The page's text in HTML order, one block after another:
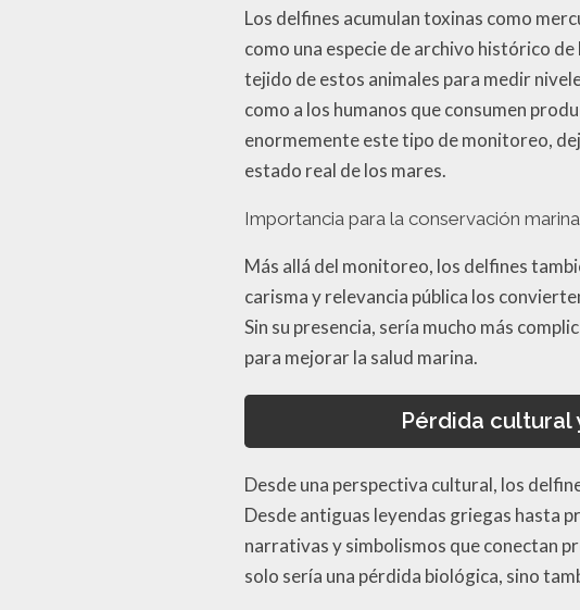
Los delfines acumulan toxinas como
como una especie de archivo histórico
tejido de estos animales para medir
como a los humanos que consumen
enormemente este tipo de monitoreo,
estado real de los mares.
Importancia para la conservación marina
Más allá del monitoreo, los delfines
carisma y relevancia pública los
Sin su presencia, sería mucho más
para mejorar la salud marina.
Pérdida cultural
Desde una perspectiva cultural, los
Desde antiguas leyendas griegas hasta
narrativas y simbolismos que conectan
solo sería una pérdida biológica, sino